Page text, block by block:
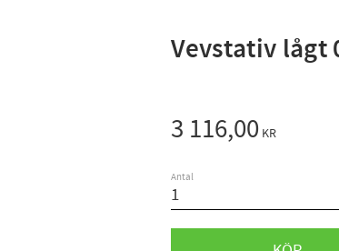
Vevstativ lågt
3 116,00KR
Antal